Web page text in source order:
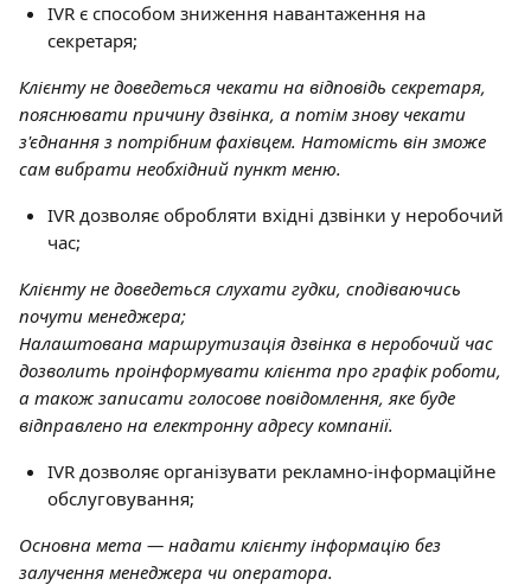
IVR є способом зниження навантаження на
секретаря;
Клієнту не доведеться чекати на відповідь секретаря,
пояснювати причину дзвінка, а потім знову чекати
з'єднання з потрібним фахівцем. Натомість він зможе
сам вибрати необхідний пункт меню.
IVR дозволяє обробляти вхідні дзвінки у неробочий
час;
Клієнту не доведеться слухати гудки, сподіваючись
почути менеджера;
Налаштована маршрутизація дзвінка в неробочий час
дозволить проінформувати клієнта про графік роботи,
а також записати голосове повідомлення, яке буде
відправлено на електронну адресу компанії.
IVR дозволяє організувати рекламно-інформаційне
обслуговування;
Основна мета — надати клієнту інформацію без
залучення менеджера чи оператора.